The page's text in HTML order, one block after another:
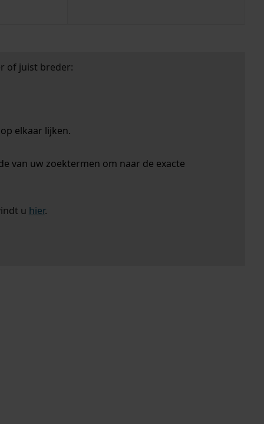
of juist breder:
elkaar lijken.
van uw zoektermen om naar de exacte
u hier.